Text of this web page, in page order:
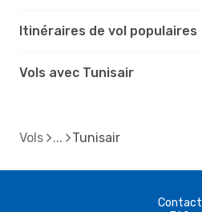
Itinéraires de vol populaires
Vols avec Tunisair
Vols Tunisair
Contact